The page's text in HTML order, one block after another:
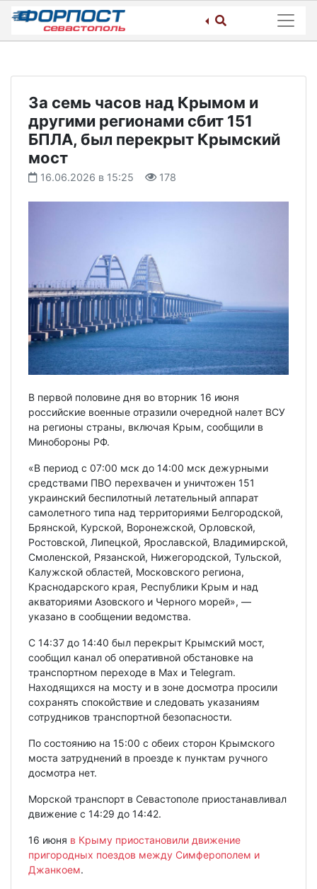
Skip
content
За семь часов над Крымом и
другими регионами сбит 151
БПЛА, был перекрыт Крымский
мост
16.06.2026 в 15:25 178
В первой половине дня во вторник 16 июня
российские военные отразили очередной налет ВСУ
на регионы страны, включая Крым, сообщили в
Минобороны РФ.
«В период с 07:00 мск до 14:00 мск дежурными
средствами ПВО перехвачен и уничтожен 151
украинский беспилотный летательный аппарат
самолетного типа над территориями Белгородской,
Брянской, Курской, Воронежской, Орловской,
Ростовской, Липецкой, Ярославской, Владимирской,
Смоленской, Рязанской, Нижегородской, Тульской,
Калужской областей, Московского региона,
Краснодарского края, Республики Крым и над
акваториями Азовского и Черного морей», —
указано в сообщении ведомства.
С 14:37 до 14:40 был перекрыт Крымский мост,
сообщил канал об оперативной обстановке на
транспортном переходе в Max и Telegram.
Находящихся на мосту и в зоне досмотра просили
сохранять спокойствие и следовать указаниям
сотрудников транспортной безопасности.
По состоянию на 15:00 с обеих сторон Крымского
моста затруднений в проезде к пунктам ручного
досмотра нет.
Морской транспорт в Севастополе приостанавливал
движение с 14:29 до 14:42.
16 июня в Крыму приостановили движение
пригородных поездов между Симферополем и
Джанкоем.